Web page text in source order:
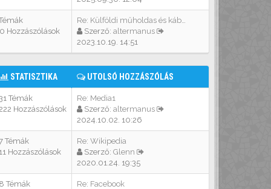
Hozzászólások
Re: Külföldi műholdas és kábe…
Szerző: altermanus
2023.10.19. 14:51
STATISZTIKA UTOLSÓ HOZZÁSZÓLÁS
Témák
Hozzászólások
Re: Media1
Szerző: altermanus
2024.10.02. 10:26
Témák
11 Hozzászólások
Re: Wikipedia
Szerző: Glenn
2020.01.24. 19:35
8 Témák
Re: Facebook